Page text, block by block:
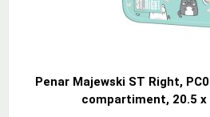
Penar Majewski ST Right,
compartiment, 20.5 x